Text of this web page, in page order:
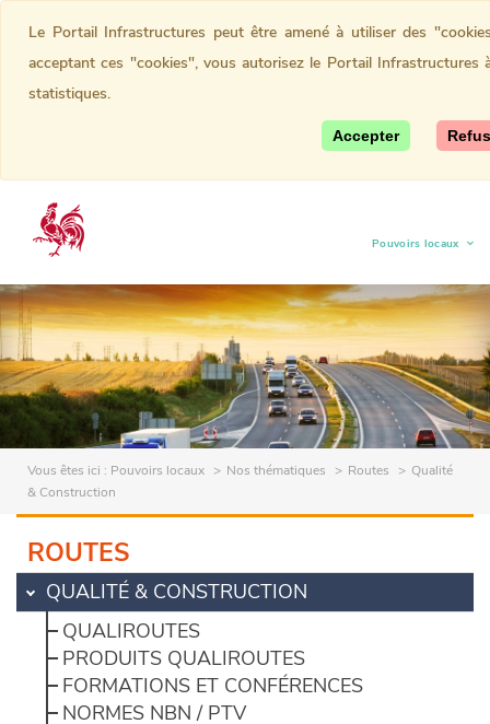
Pouvoirs locaux
(current)
Vous êtes ici : Pouvoirs locaux Nos thématiques Routes
Qualité
& Construction
ROUTES
QUALITÉ & CONSTRUCTION
QUALIROUTES
PRODUITS QUALIROUTES
FORMATIONS ET CONFÉRENCES
NORMES NBN / PTV
Le Portail Infrastructures peut être amené à utiliser des
acceptant ces "cookies", vous autorisez le Portail
statistiques.
Accepter